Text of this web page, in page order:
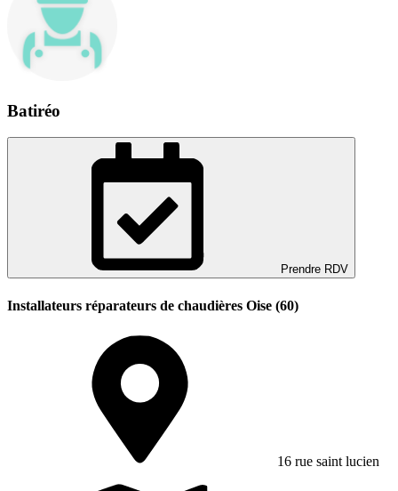
Batiréo
Prendre RDV
Installateurs réparateurs de chaudières Oise (60)
16 rue saint lucien